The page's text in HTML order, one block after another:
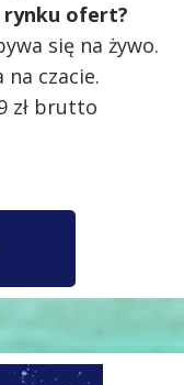
rynku ofert?
się na żywo.
na czacie.
zł brutto